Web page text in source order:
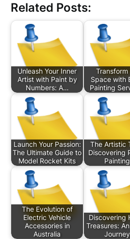
Related Posts:
Unleash Your Inner
Artist with Paint by
Numbers: A…
Transform
Space with
Painting
Launch Your Passion:
The Ultimate Guide to
Model Rocket Kits
The Artistic
Discovering
The Evolution of
Electric Vehicle
Accessories in
Australia
Discovering
Treasures: